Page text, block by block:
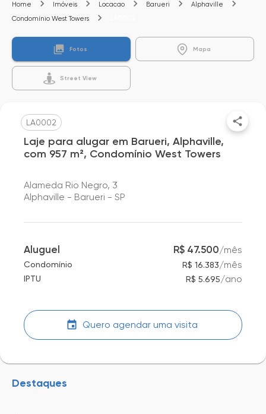
Home Imóveis Locacao Barueri
Alphaville
Condomínio West Towers
Fotos Mapa
Street View
LA0002
Laje para alugar em Barueri, Alphaville,
com 957 m², Condomínio West Towers
Alameda Rio Negro, 3
Alphaville - Barueri - SP
Aluguel R$ 47.500/mês
Condomínio R$ 16.383/mês
IPTU R$ 5.695/ano
Quero agendar uma visita
Destaques